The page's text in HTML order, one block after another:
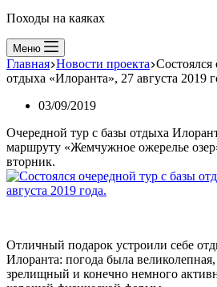
Походы на каяках
Меню
Главная Новости проекта Состоялся
отдыха «Илоранта», 27 августа 2019
03/09/2019
Очередной тур с базы отдыха
маршруту «Жемчужное ожерелье
вторник.
Отличный подарок устроили себе
Илоранта: погода была
зрелищный и конечно немного